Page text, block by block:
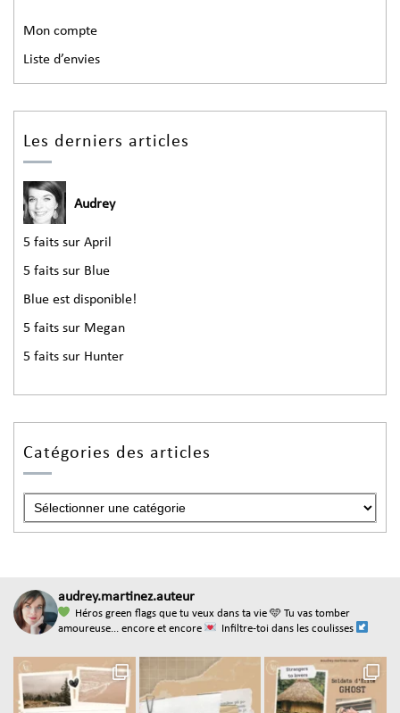
Mon compte
Liste d’envies
Les derniers articles
Audrey
5 faits sur April
5 faits sur Blue
Blue est disponible!
5 faits sur Megan
5 faits sur Hunter
Catégories des articles
audrey.martinez.auteur
Héros green flags que tu veux dans ta vie 🩵 Tu vas tomber
amoureuse... encore et encore
Infiltre-toi dans les coulisses